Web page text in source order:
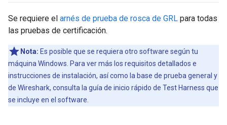
Se requiere el arnés de prueba de rosca de GRL para todas
las pruebas de certificación.
Nota: Es posible que se requiera otro software según tu
máquina Windows. Para ver más los requisitos detallados e
instrucciones de instalación, así como la base de prueba general y
de Wireshark, consulta la guía de inicio rápido de Test Harness que
se incluye en el software.